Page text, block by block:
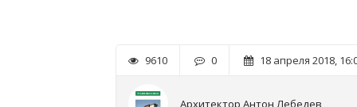
9610 0 18 апреля 2018,
Архитектор Антон Лебедев